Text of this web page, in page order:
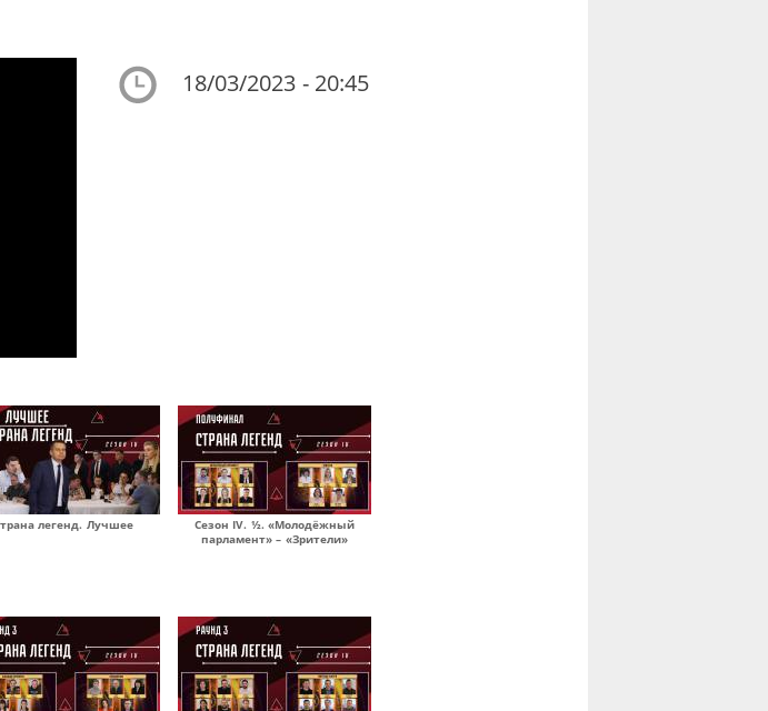
18/03/2023 - 20:45
легенд. Лучшее
Сезон IV. ½. «Молодёжный
парламент» – «Зрители»